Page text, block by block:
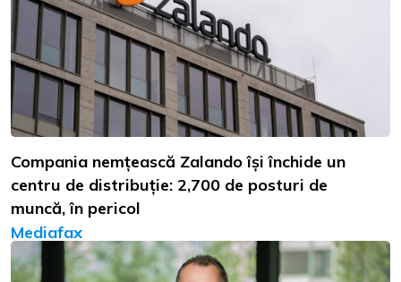
Compania nemțească Zalando își închide un
centru de distribuție: 2,700 de posturi de
muncă, în pericol
Mediafax